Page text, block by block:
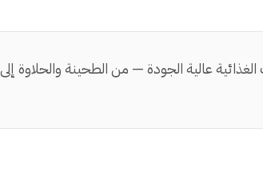
عالية الجودة — من الطحينة